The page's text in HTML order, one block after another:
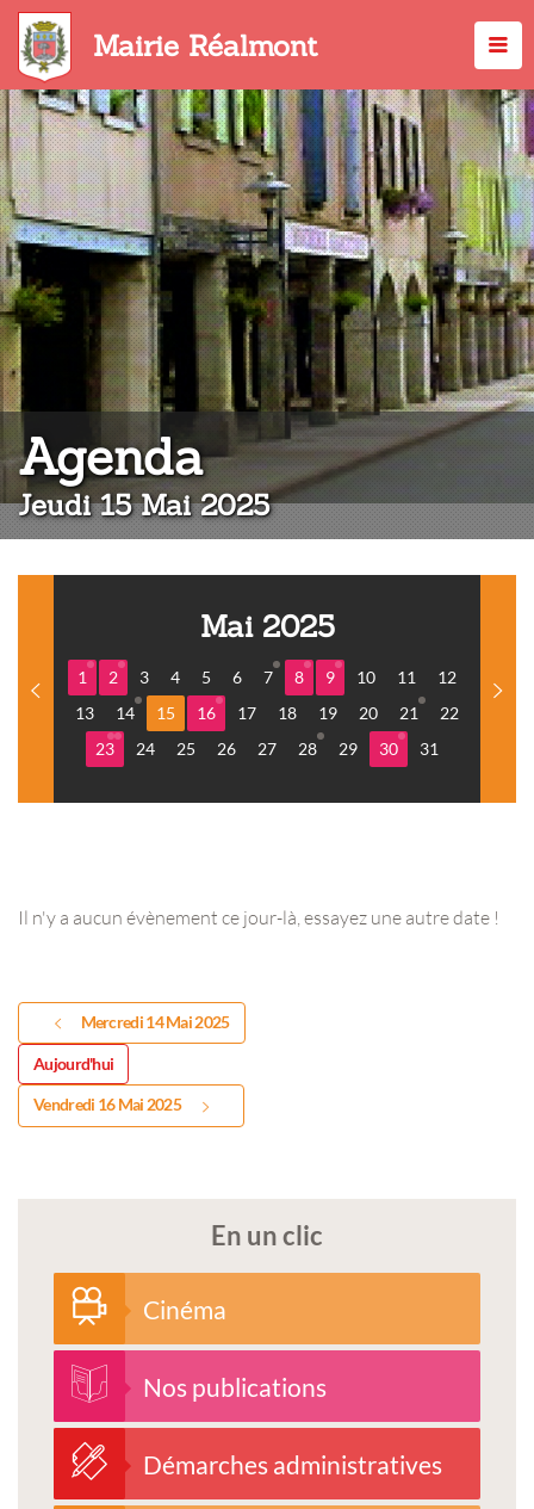
Aller
contenu
principal
Mairie Réalmont
Agenda:
Jeudi 15 Mai 2025
Mai 2025
1 2 3 4 5 6 7 8 9 10 11
12
13
14 15 16 17 18 19 20 21
22
23
24 25 26 27 28 29 30 31
Il n'y a aucun évènement ce jour-là, essayez une autre date !
Mercredi 14 Mai 2025
Aujourd'hui
Vendredi 16 Mai 2025
En un clic
Cinéma
Nos publications
Démarches administratives